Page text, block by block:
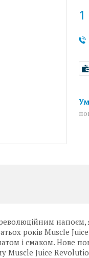
напоєм,
років Muscle
і смаком. Нове
Muscle Juice